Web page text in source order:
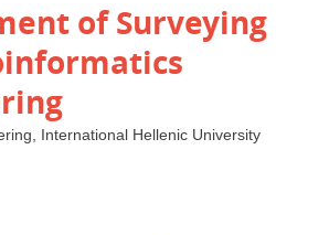
of Surveying
International Hellenic University